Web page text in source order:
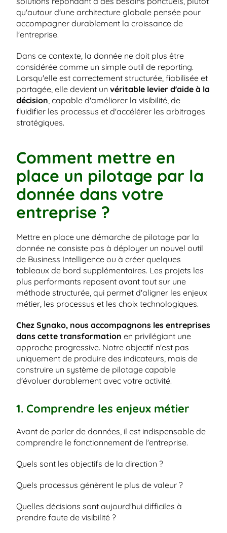
qu'autour d'une architecture globale pensée pour
accompagner durablement la croissance de
l'entreprise.
Dans ce contexte, la donnée ne doit plus être
considérée comme un simple outil de reporting.
Lorsqu'elle est correctement structurée, fiabilisée et
partagée, elle devient un véritable levier d'aide à la
décision, capable d'améliorer la visibilité, de
fluidifier les processus et d'accélérer les arbitrages
stratégiques.
Comment mettre en
place un pilotage par la
donnée dans votre
entreprise ?
Mettre en place une démarche de pilotage par la
donnée ne consiste pas à déployer un nouvel outil
de Business Intelligence ou à créer quelques
tableaux de bord supplémentaires. Les projets les
plus performants reposent avant tout sur une
méthode structurée, qui permet d'aligner les enjeux
métier, les processus et les choix technologiques.
Chez Synako, nous accompagnons les entreprises
dans cette transformation en privilégiant une
approche progressive. Notre objectif n'est pas
uniquement de produire des indicateurs, mais de
construire un système de pilotage capable
d'évoluer durablement avec votre activité.
1. Comprendre les enjeux métier
Avant de parler de données, il est indispensable de
comprendre le fonctionnement de l'entreprise.
Quels sont les objectifs de la direction ?
Quels processus génèrent le plus de valeur ?
Quelles décisions sont aujourd'hui difficiles à
prendre faute de visibilité ?